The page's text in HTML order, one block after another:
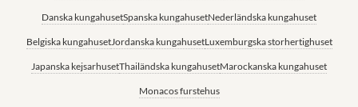
Danska kungahusetSpanska kungahusetNederländska kungahuset
Belgiska kungahusetJordanska kungahusetLuxemburgska storhertighuset
Japanska kejsarhusetThailändska kungahusetMarockanska kungahuset
Monacos furstehus